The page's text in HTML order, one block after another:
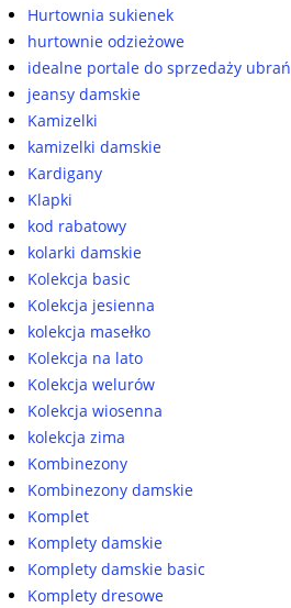
Hurtownia sukienek
hurtownie odzieżowe
idealne portale do sprzedaży ubrań
jeansy damskie
Kamizelki
kamizelki damskie
Kardigany
Klapki
kod rabatowy
kolarki damskie
Kolekcja basic
Kolekcja jesienna
kolekcja masełko
Kolekcja na lato
Kolekcja welurów
Kolekcja wiosenna
kolekcja zima
Kombinezony
Kombinezony damskie
Komplet
Komplety damskie
Komplety damskie basic
Komplety dresowe